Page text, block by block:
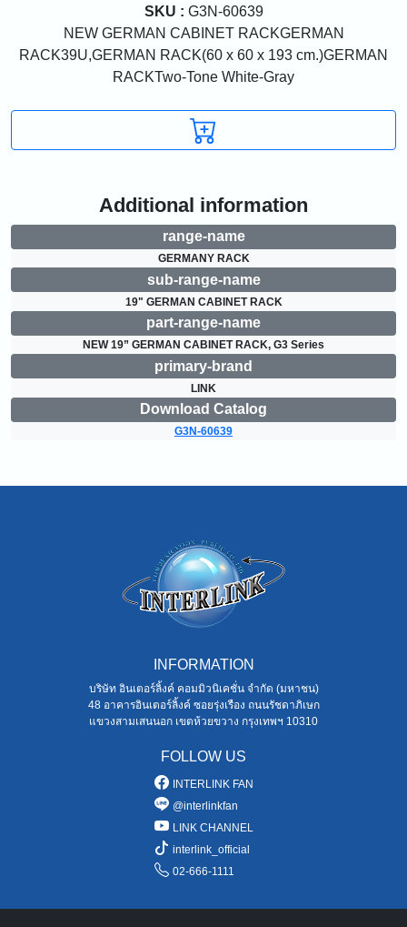
SKU : G3N-60639
NEW GERMAN CABINET RACKGERMAN
RACK39U,GERMAN RACK(60 x 60 x 193 cm.)GERMAN
RACKTwo-Tone White-Gray
Additional information
range-name
GERMANY RACK
sub-range-name
19" GERMAN CABINET RACK
part-range-name
NEW 19” GERMAN CABINET RACK, G3 Series
primary-brand
LINK
Download Catalog
G3N-60639
INFORMATION
บริษัท อินเตอร์ลิ้งค์ คอมมิวนิเคชั่น จำกัด (มหาชน)
48 อาคารอินเตอร์ลิ้งค์ ซอยรุ่งเรือง ถนนรัชดาภิเษก
แขวงสามเสนนอก เขตห้วยขวาง กรุงเทพฯ 10310
FOLLOW US
INTERLINK FAN
@interlinkfan
LINK CHANNEL
interlink_official
02-666-1111